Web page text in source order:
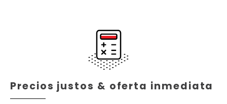
Precios justos & oferta inmediata